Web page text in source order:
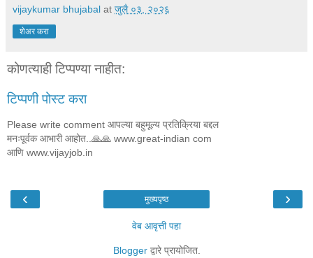
vijaykumar bhujabal at जुलै ०३, २०२६
शेअर करा
कोणत्याही टिप्पण्‍या नाहीत:
टिप्पणी पोस्ट करा
Please write comment आपल्या बहुमूल्य प्रतिक्रिया बद्दल
मनःपूर्वक आभारी आहोत..🙏🙏 www.great-indian com
आणि www.vijayjob.in
‹ ›
मुख्यपृष्ठ
वेब आवृत्ती पहा
Bloggerद्वारे प्रायोजित.